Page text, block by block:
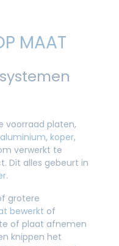
MAAT
voorraad platen,
aluminium, koper,
verwerkt te
Dit alles gebeurt in
.
grotere
bewerkt of
of plaat afnemen
knippen het